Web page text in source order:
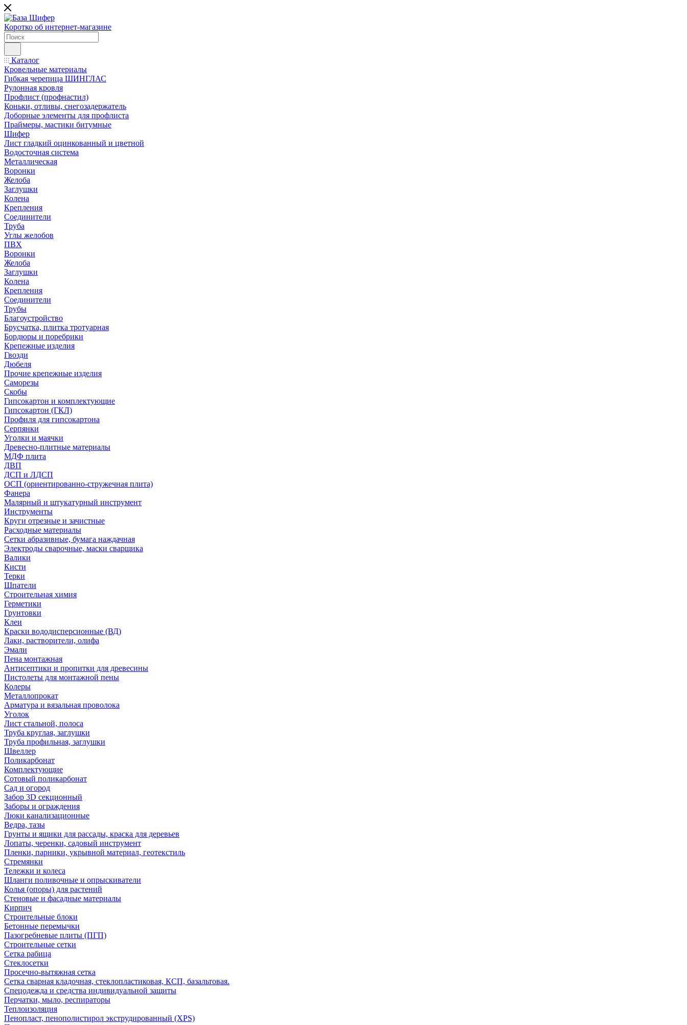
Коротко об интернет-магазине
Каталог
Кровельные материалы
Гибкая черепица ШИНГЛАС
Рулонная кровля
Профлист (профнастил)
Коньки, отливы, снегозадержатель
Доборные элементы для профлиста
Праймеры, мастики битумные
Шифер
Лист гладкий оцинкованный и цветной
Водосточная система
Металлическая
Воронки
Желоба
Заглушки
Колена
Крепления
Соединители
Труба
Углы желобов
ПВХ
Воронки
Желоба
Заглушки
Колена
Крепления
Соединители
Трубы
Благоустройство
Брусчатка, плитка тротуарная
Бордюры и поребрики
Крепежные изделия
Гвозди
Дюбеля
Прочие крепежные изделия
Саморезы
Скобы
Гипсокартон и комплектующие
Гипсокартон (ГКЛ)
Профиля для гипсокартона
Серпянки
Уголки и маячки
Древесно-плитные материалы
МДФ плита
ДВП
ДСП и ЛДСП
ОСП (ориентированно-стружечная плита)
Фанера
Малярный и штукатурный инструмент
Инструменты
Круги отрезные и зачистные
Расходные материалы
Сетки абразивные, бумага наждачная
Электроды сварочные, маски сварщика
Валики
Кисти
Терки
Шпатели
Строительная химия
Герметики
Грунтовки
Клеи
Краски вододисперсионные (ВД)
Лаки, растворители, олифа
Эмали
Пена монтажная
Антисептики и пропитки для древесины
Пистолеты для монтажной пены
Колеры
Металлопрокат
Арматура и вязальная проволока
Уголок
Лист стальной, полоса
Труба круглая, заглушки
Труба профильная, заглушки
Швеллер
Поликарбонат
Комплектующие
Сотовый поликарбонат
Сад и огород
Забор 3D секционный
Заборы и ограждения
Люки канализационные
Ведра, тазы
Грунты и ящики для рассады, краска для деревьев
Лопаты, черенки, садовый инструмент
Пленки, парники, укрывной материал, геотекстиль
Стремянки
Тележки и колеса
Шланги поливочные и опрыскиватели
Колья (опоры) для растений
Стеновые и фасадные материалы
Кирпич
Строительные блоки
Бетонные перемычки
Пазогребневые плиты (ПГП)
Строительные сетки
Сетка рабица
Стеклосетки
Просечно-вытяжная сетка
Сетка сварная кладочная, стеклопластиковая, КСП, базальтовая.
Спецодежда и средства индивидуальной защиты
Перчатки, мыло, респираторы
Теплоизоляция
Пенопласт, пенополистирол экструдированный (XPS)